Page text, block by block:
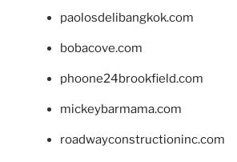
paolosdelibangkok.com
bobacove.com
phoone24brookfield.com
mickeybarmama.com
roadwayconstructioninc.com